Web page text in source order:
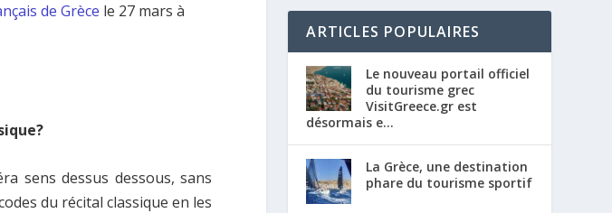
de Grèce le 27 mars à
sens dessus dessous, sans
du récital classique en les
ARTICLES POPULAIRES
Le nouveau portail officiel
du tourisme grec
VisitGreece.gr est
désormais e...
La Grèce, une destination
phare du tourisme sportif